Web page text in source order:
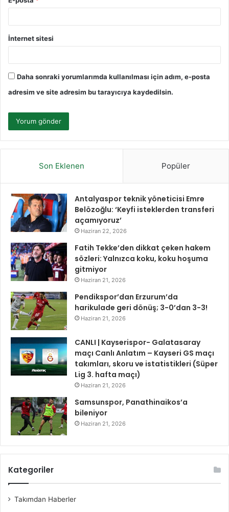
İnternet sitesi
Daha sonraki yorumlarımda kullanılması için adım, e-posta
adresim ve site adresim bu tarayıcıya kaydedilsin.
Son Eklenen Popüler
Antalyaspor teknik yöneticisi Emre
Belözoğlu: ‘Keyfi isteklerden transferi
açamıyoruz’
Haziran 22, 2026
Fatih Tekke’den dikkat çeken hakem
sözleri: Yalnızca koku, koku hoşuma
gitmiyor
Haziran 21, 2026
Pendikspor’dan Erzurum’da
harikulade geri dönüş; 3-0’dan 3-3!
Haziran 21, 2026
CANLI | Kayserispor- Galatasaray
maçı Canlı Anlatım – Kayseri GS maçı
takımları, skoru ve istatistikleri (Süper
Lig 3. hafta maçı)
Haziran 21, 2026
Samsunspor, Panathinaikos’a
bileniyor
Haziran 21, 2026
Kategoriler
Takımdan Haberler